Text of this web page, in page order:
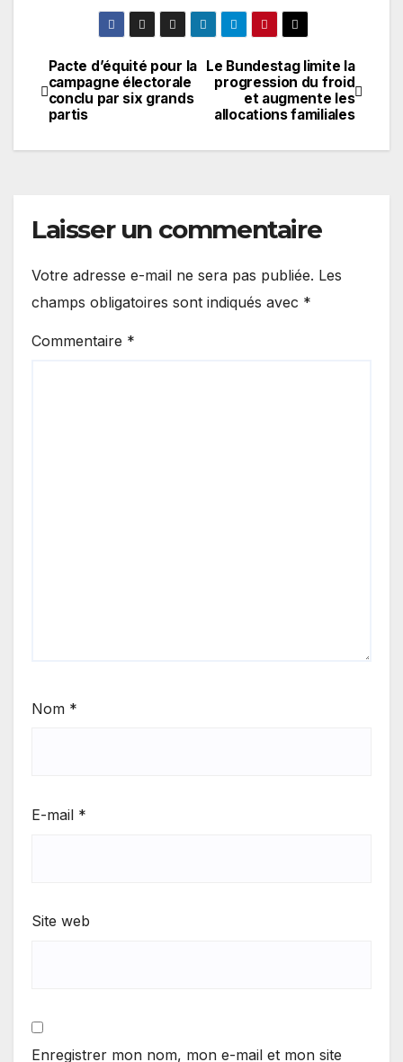
Navigation
de
l’article
Le Bundestag limite la
progression du froid
et augmente les
allocations familiales
Pacte d’équité pour la
campagne électorale
conclu par six grands
partis
Laisser un commentaire
Votre adresse e-mail ne sera pas publiée. Les
champs obligatoires sont indiqués avec *
Commentaire *
Nom *
E-mail *
Site web
Enregistrer mon nom, mon e-mail et mon site